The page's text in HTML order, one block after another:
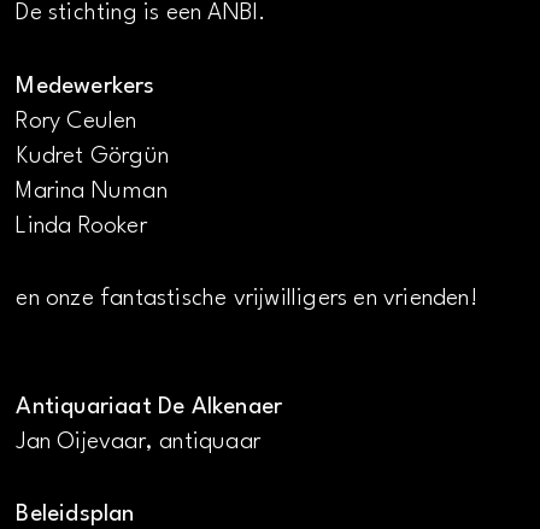
De stichting is een ANBI.
Medewerkers
Rory Ceulen
Kudret Görgün
Marina Numan
Linda Rooker
en onze fantastische vrijwilligers en vrienden!
Antiquariaat De Alkenaer
Jan Oijevaar, antiquaar
Beleidsplan